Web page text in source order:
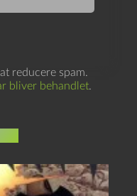
reducere spam.
bliver behandlet.